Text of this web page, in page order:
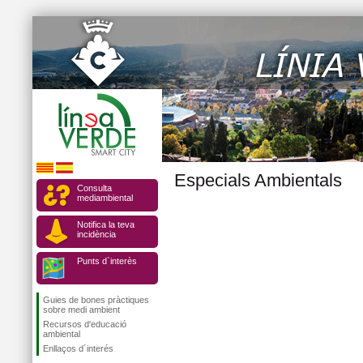
Consulta
mediambiental
Notifica la teva
incidència
Punts d`interès
Guies de bones pràctiques
sobre medi ambient
Recursos d'educació
ambiental
Enllaços d´interés
Especials Ambientals